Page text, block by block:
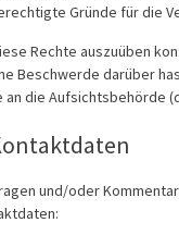
Gründe für die
Rechte auszuüben
Beschwerde darüber
an die Aufsichtsbehörde
und/oder